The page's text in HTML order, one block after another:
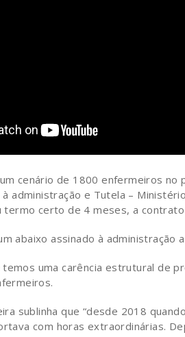
cenário de 1800 enfermeiros
à administração e Tutela –
termo certo de 4 meses, a
abaixo assinado à
uma carência estrutural de
sublinha que “desde 2018
com horas extraordinárias.